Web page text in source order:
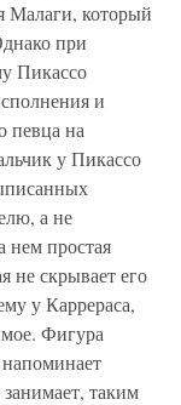
Малаги, который
при
Пикассо
и
певца на
у Пикассо
а не
нем простая
не скрывает его
у Каррераса,
Фигура
таким